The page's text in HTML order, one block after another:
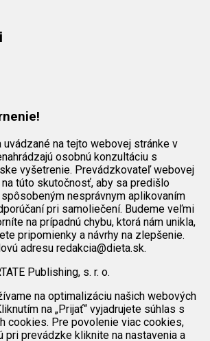
uvádzané na tejto webovej stránke v
osobnú konzultáciu s
vyšetrenie. Prevádzkovateľ webovej
túto skutočnosť, aby sa predišlo
nesprávnym aplikovaním
pri samoliečení. Budeme veľmi
na prípadnú chybu, ktorá nám unikla,
pripomienky a návrhy na zlepšenie.
adresu redakcia@dieta.sk.
Publishing, s. r. o.
na optimalizáciu našich webových
na „Prijať“ vyjadrujete súhlas s
cookies. Pre povolenie viac cookies,
pri prevádzke kliknite na nastavenia a